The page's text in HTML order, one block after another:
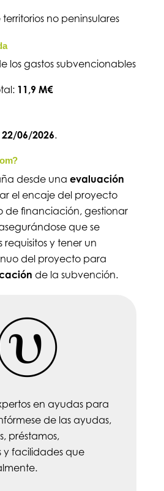
no peninsulares
los gastos subvencionables
11,9 M€
06/2026.
desde una evaluación
el encaje del proyecto
de financiación, gestionar
que se
y tener un
del proyecto para
de la subvención.
en ayudas para
de las ayudas,
préstamos,
facilidades que